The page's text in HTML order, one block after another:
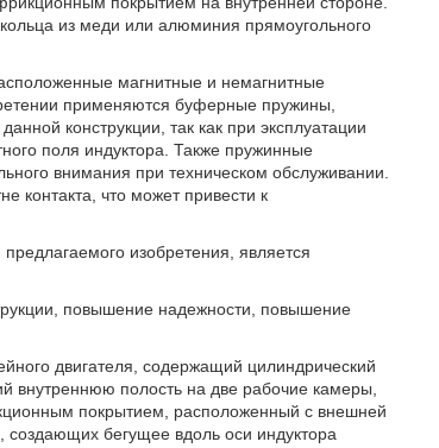
из меди или алюминия прямоугольного
магнитные и немагнитные
применяются буферные пружины,
конструкции, так как при эксплуатации
поля индуктора. Также пружинные
внимания при техническом обслуживании.
контакта, что может привести к
изобретения, является
повышение надежности, повышение
двигателя, содержащий цилиндрический
внутреннюю полость на две рабочие камеры,
покрытием, расположенный с внешней
создающих бегущее вдоль оси индуктора